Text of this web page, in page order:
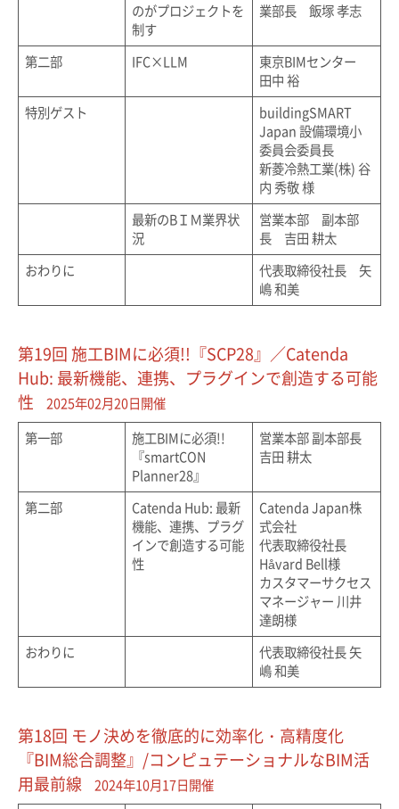
のがプロジェクトを
制す
業部長 飯塚 孝志
第二部 IFC×LLM
東京BIMセンター
田中 裕
特別ゲスト
buildingSMART
Japan 設備環境小
委員会委員長
新菱冷熱工業(株) 谷
内 秀敬 様
最新のBＩＭ業界状
況
営業本部 副本部
長 吉田 耕太
おわりに
代表取締役社長 矢
嶋 和美
第19回 施工BIMに必須!!『SCP28』／Catenda
Hub: 最新機能、連携、プラグインで創造する可能
性
2025年02月20日開催
第一部
施工BIMに必須!!
『smartCON
Planner28』
営業本部 副本部長
吉田 耕太
第二部
Catenda Hub: 最新
機能、連携、プラグ
インで創造する可能
性
Catenda Japan株
式会社
代表取締役社長
Håvard Bell様
カスタマーサクセス
マネージャー 川井
達朗様
おわりに
代表取締役社長 矢
嶋 和美
第18回 モノ決めを徹底的に効率化・高精度化
『BIM総合調整』/コンピュテーショナルなBIM活
用最前線
2024年10月17日開催